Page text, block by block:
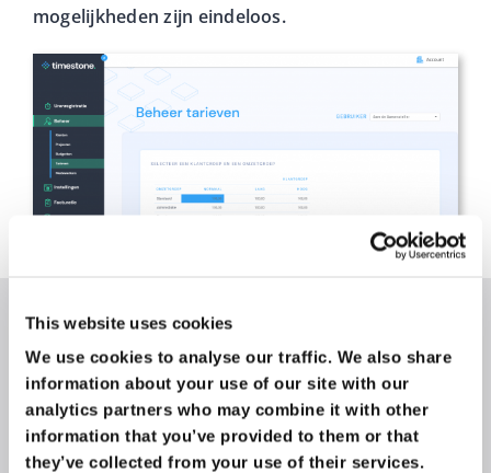
This website uses cookies
We use cookies to analyse our traffic. We also share
information about your use of our site with our
analytics partners who may combine it with other
information that you’ve provided to them or that
they’ve collected from your use of their services.
mogelijkheden zijn eindeloos.
Periodiek factureren
Je kunt periodiek, bijvoorbeeld per maand, een
vast bedrag factureren en bijvoorbeeld ook per
kwartaal een voorschot voor de jaarrekening.